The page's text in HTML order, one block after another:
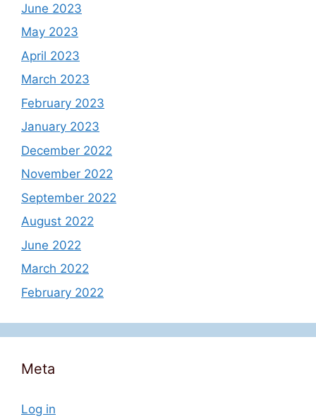
June 2023
May 2023
April 2023
March 2023
February 2023
January 2023
December 2022
November 2022
September 2022
August 2022
June 2022
March 2022
February 2022
Meta
Log in